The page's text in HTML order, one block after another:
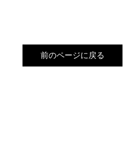
前のページに戻る